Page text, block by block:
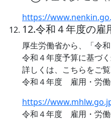
https://
12.令和４年度の
厚生労働省から、「令
令和４年度予算に基づ
詳しくは、こちらをご覧
令和４年度 雇用・労働
https://
令和４年度 雇用・労働